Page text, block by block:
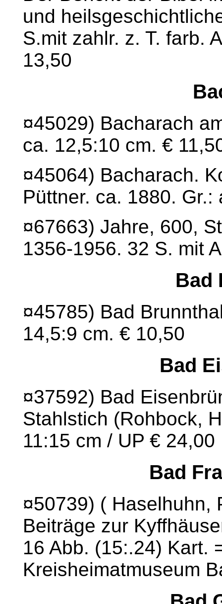
und
S.mit zahlr. z. T. farb.
13,50
¤45029) Bacharach
ca. 12,5:10 cm. €
¤45064) Bacharach.
Püttner. ca. 1880.
¤67663) Jahre, 600,
1356-1956. 32 S. mit
Bad
¤45785) Bad
14,5:9 cm. € 10,50
Bad
¤37592) Bad
Stahlstich (Rohbock,
11:15 cm / UP € 24,00
Bad
¤50739) ( Haselhuhn,
Beiträge zur
16 Abb. (15:.24) Kart.
Kreisheimatmuseum